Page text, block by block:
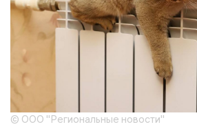
© ООО "Региональные новости"